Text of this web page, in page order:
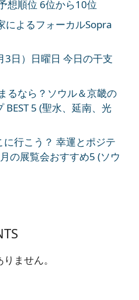
想順位 6位から10位
によるフォーカルSopra
日）日曜日 今日の干支
るなら？ソウル＆京畿の
5 (聖水、延南、光
行こう？ 幸運とポジテ
の展覧会おすすめ5 (ソウ
ません。